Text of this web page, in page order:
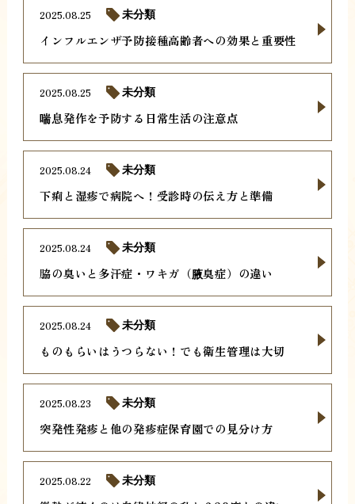
インフルエンザ予防接種高齢者への効果と重要性
2025.08.25 未分類
喘息発作を予防する日常生活の注意点
2025.08.25 未分類
下痢と湿疹で病院へ！受診時の伝え方と準備
2025.08.24 未分類
脇の臭いと多汗症・ワキガ（腋臭症）の違い
2025.08.24 未分類
ものもらいはうつらない！でも衛生管理は大切
2025.08.24 未分類
突発性発疹と他の発疹症保育園での見分け方
2025.08.23 未分類
2025.08.22 未分類